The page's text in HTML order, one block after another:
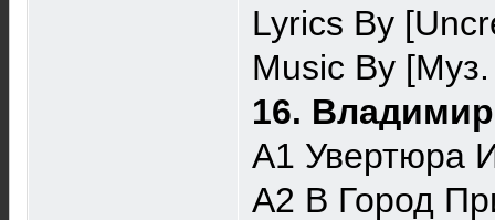
Lyrics By
Music By
16.
A1 Увертюра
A2 В Город